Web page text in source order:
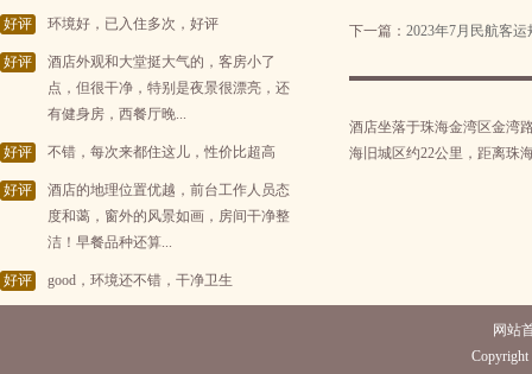
好评 环境好，已入住多次，好评
好评
酒店外观和大堂挺大气的，客房小了
点，但很干净，特别是夜景很漂亮，还
有健身房，西餐厅晚...
好评 不错，每次来都住这儿，性价比超高
好评
酒店的地理位置优越，前台工作人员态
度和蔼，窗外的风景如画，房间干净整
洁！早餐品种还算...
好评 good，环境还不错，干净卫生
下一篇： 2023年7月民航客
酒店坐落于珠海金湾区金湾
海旧城区约22公里，距离珠
网站
Copyright